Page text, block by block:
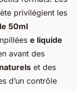
privilégient les
50ml
e liquide
avant des
et des
d’un contrôle